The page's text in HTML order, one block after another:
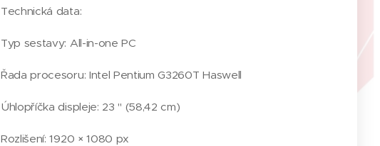
Technická data:
Typ sestavy: All-in-one PC
Řada procesoru: Intel Pentium G3260T Haswell
Úhlopříčka displeje: 23 " (58,42 cm)
Rozlišení: 1920 × 1080 px